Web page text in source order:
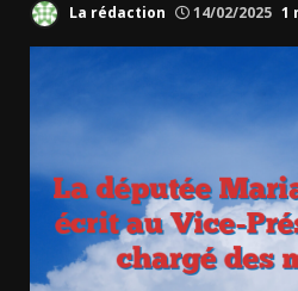
La rédaction 14/02/2025 1